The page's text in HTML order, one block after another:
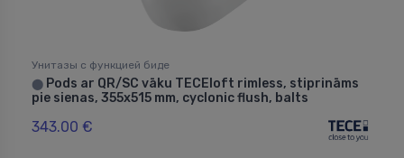
Унитазы с функцией биде
⬤ Pods ar QR/SC vāku TECEloft rimless, stiprināms
pie sienas, 355x515 mm, cyclonic flush, balts
343.00 €